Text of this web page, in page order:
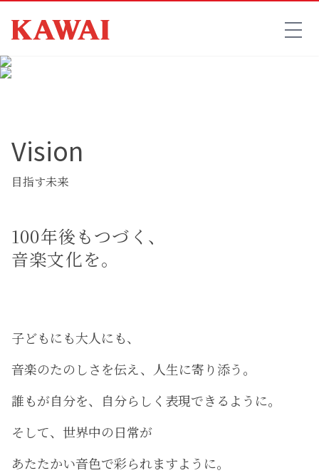
Vision
目指す未来
100年後もつづく、
音楽文化を。
子どもにも大人にも、
音楽のたのしさを伝え、人生に寄り添う。
誰もが自分を、自分らしく表現できるように。
そして、世界中の日常が
あたたかい音色で彩られますように。